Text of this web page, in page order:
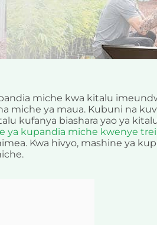
miche kwa kitalu
miche ya maua. Kubuni na
kufanya biashara yao ya
ya kupandia miche kwenye trei
Kwa hivyo, mashine ya